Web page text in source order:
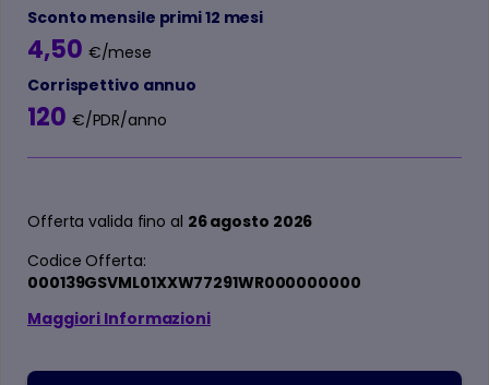
Sconto mensile primi 12 mesi
4,50 €/mese
Corrispettivo annuo
120 €/PDR/anno
Offerta valida fino al 26 agosto 2026
Codice Offerta:
000139GSVML01XXW77291WR000000000
Maggiori Informazioni